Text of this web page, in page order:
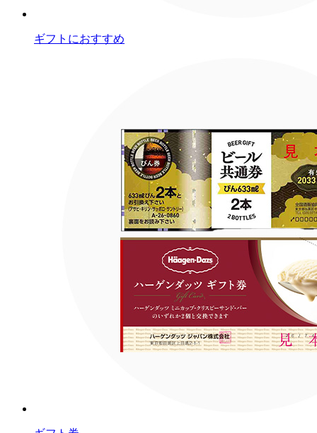
ギフトにおすすめ